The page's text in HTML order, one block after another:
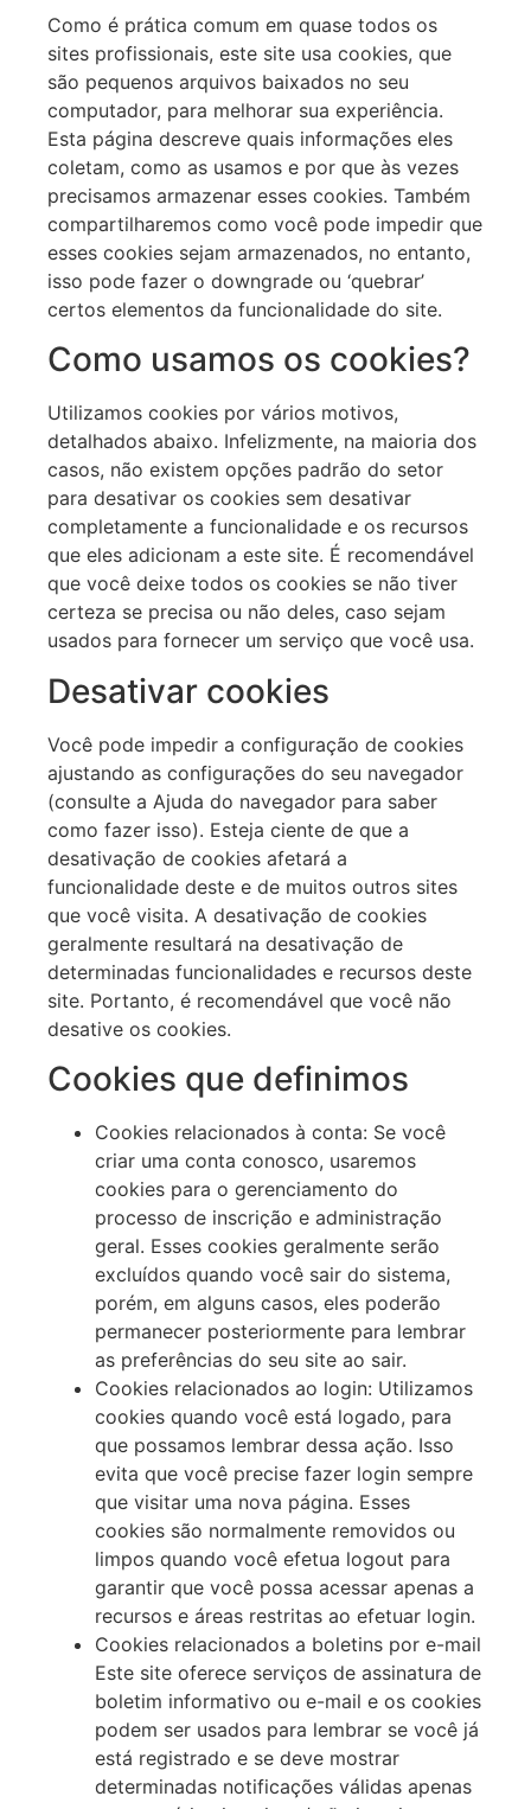
Como é prática comum em quase todos os
sites profissionais, este site usa cookies, que
são pequenos arquivos baixados no seu
computador, para melhorar sua experiência.
Esta página descreve quais informações eles
coletam, como as usamos e por que às vezes
precisamos armazenar esses cookies. Também
compartilharemos como você pode impedir que
esses cookies sejam armazenados, no entanto,
isso pode fazer o downgrade ou ‘quebrar’
certos elementos da funcionalidade do site.
Como usamos os cookies?
Utilizamos cookies por vários motivos,
detalhados abaixo. Infelizmente, na maioria dos
casos, não existem opções padrão do setor
para desativar os cookies sem desativar
completamente a funcionalidade e os recursos
que eles adicionam a este site. É recomendável
que você deixe todos os cookies se não tiver
certeza se precisa ou não deles, caso sejam
usados para fornecer um serviço que você usa.
Desativar cookies
Você pode impedir a configuração de cookies
ajustando as configurações do seu navegador
(consulte a Ajuda do navegador para saber
como fazer isso). Esteja ciente de que a
desativação de cookies afetará a
funcionalidade deste e de muitos outros sites
que você visita. A desativação de cookies
geralmente resultará na desativação de
determinadas funcionalidades e recursos deste
site. Portanto, é recomendável que você não
desative os cookies.
Cookies que definimos
Cookies relacionados à conta: Se você
criar uma conta conosco, usaremos
cookies para o gerenciamento do
processo de inscrição e administração
geral. Esses cookies geralmente serão
excluídos quando você sair do sistema,
porém, em alguns casos, eles poderão
permanecer posteriormente para lembrar
as preferências do seu site ao sair.
Cookies relacionados ao login: Utilizamos
cookies quando você está logado, para
que possamos lembrar dessa ação. Isso
evita que você precise fazer login sempre
que visitar uma nova página. Esses
cookies são normalmente removidos ou
limpos quando você efetua logout para
garantir que você possa acessar apenas a
recursos e áreas restritas ao efetuar login.
Cookies relacionados a boletins por e-mail
Este site oferece serviços de assinatura de
boletim informativo ou e-mail e os cookies
podem ser usados para lembrar se você já
está registrado e se deve mostrar
determinadas notificações válidas apenas